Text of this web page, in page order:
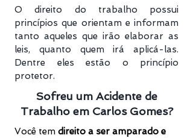
O direito do trabalho possui
princípios que orientam e informam
tanto aqueles que irão elaborar as
leis, quanto quem irá aplicá-las.
Dentre eles estão o princípio
protetor.
Sofreu um Acidente de
Trabalho em Carlos Gomes?
Você tem direito a ser amparado e